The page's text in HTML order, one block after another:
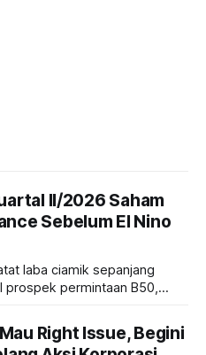
II/2026 Saham
Sebelum El Nino
laba ciamik sepanjang
permintaan B50,
2027. Kira-kira gimana
dilirik sektor ini?
Right Issue, Begini